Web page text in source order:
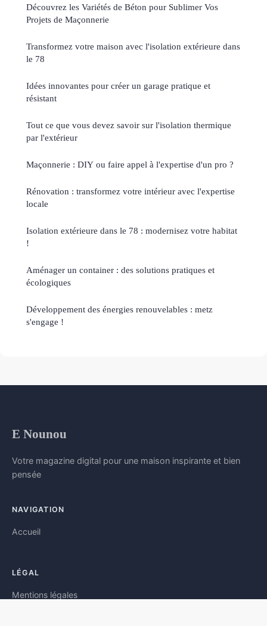
Découvrez les Variétés de Béton pour Sublimer Vos
Projets de Maçonnerie
Transformez votre maison avec l'isolation extérieure dans
le 78
Idées innovantes pour créer un garage pratique et
résistant
Tout ce que vous devez savoir sur l'isolation thermique
par l'extérieur
Maçonnerie : DIY ou faire appel à l'expertise d'un pro ?
Rénovation : transformez votre intérieur avec l'expertise
locale
Isolation extérieure dans le 78 : modernisez votre habitat
!
Aménager un container : des solutions pratiques et
écologiques
Développement des énergies renouvelables : metz
s'engage !
E Nounou
Votre magazine digital pour une maison inspirante et bien
pensée
NAVIGATION
Accueil
LÉGAL
Mentions légales